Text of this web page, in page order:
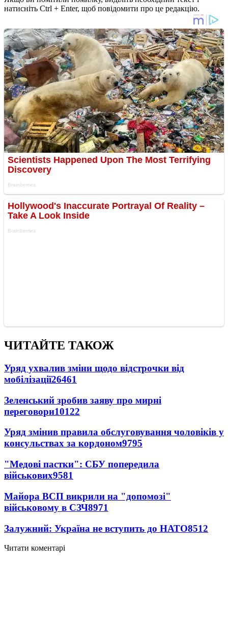
натисніть Ctrl + Enter, щоб повідомити про це редакцію.
ЧИТАЙТЕ ТАКОЖ
Уряд ухвалив зміни щодо відстрочки від
мобілізації26461
Зеленський зробив заяву про мирні
переговори10122
Уряд змінив правила обслуговування чоловіків у
консульствах за кордоном9795
"Медові пастки": СБУ попередила
військових9581
Майора ВСП викрили на "допомозі"
військовому в СЗЧ8971
Залужний: Україна не вступить до НАТО8512
Читати коментарі